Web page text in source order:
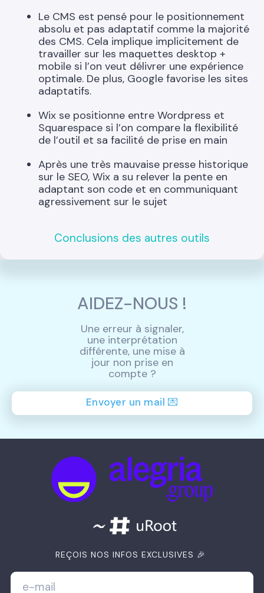
Le CMS est pensé pour le positionnement
absolu et pas adaptatif comme la majorité
des CMS. Cela implique implicitement de
travailler sur les maquettes desktop +
mobile si l’on veut délivrer une expérience
optimale. De plus, Google favorise les sites
adaptatifs.
Wix se positionne entre Wordpress et
Squarespace si l’on compare la flexibilité
de l’outil et sa facilité de prise en main
Après une très mauvaise presse historique
sur le SEO, Wix a su relever la pente en
adaptant son code et en communiquant
agressivement sur le sujet
Conclusions des autres outils
AIDEZ-NOUS !
Une erreur à signaler,
une interprétation
différente, une mise à
jour non prise en
compte ?
Envoyer un mail 💌
REÇOIS NOS INFOS EXCLUSIVES 🎉